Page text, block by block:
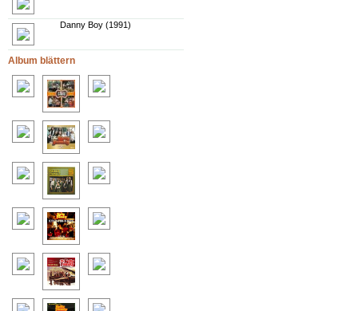
Danny Boy (1991)
Album blättern